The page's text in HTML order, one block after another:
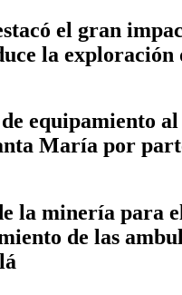
el gran
la exploración
equipamiento
María por
la minería para
de las